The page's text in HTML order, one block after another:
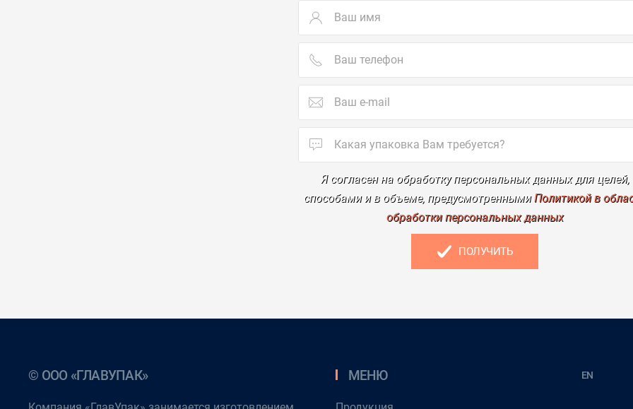
Я согласен на обработку персональных данных для целей,
способами и в объеме, предусмотреннымиПолитикой в
обработки персональных данных
ПОЛУЧИТЬ
© ООО «ГЛАВУПАК» МЕНЮ EN